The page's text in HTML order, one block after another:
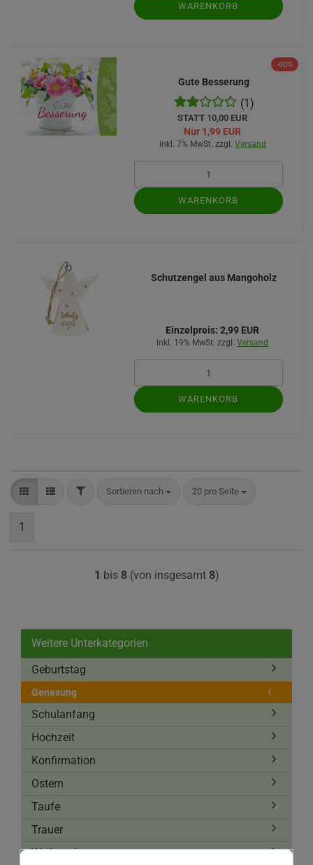
WARENKORB
-80%
Gute Besserung
(1)
STATT 10,00 EUR
Nur 1,99 EUR
inkl. 7% MwSt. zzgl. Versand
WARENKORB
Schutzengel aus Mangoholz
Einzelpreis: 2,99 EUR
inkl. 19% MwSt. zzgl.Versand
WARENKORB
FILTERSortieren nach
Sortieren nach 20 pro Seite
pro Seite
1
1 bis 8(von insgesamt 8)
Weitere Unterkategorien
Geburtstag
Genesung
Schulanfang
Hochzeit
Konfirmation
Ostern
Taufe
Trauer
Weihnachten